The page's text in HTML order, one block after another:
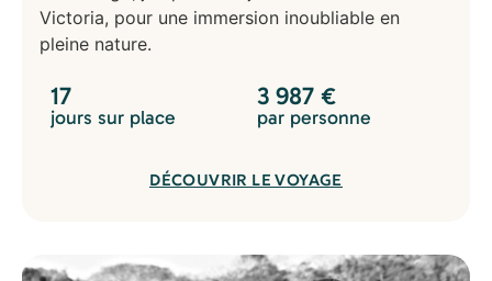
Victoria, pour une immersion inoubliable en
pleine nature.
17
jours sur place
3 987 €
par personne
DÉCOUVRIR LE VOYAGE